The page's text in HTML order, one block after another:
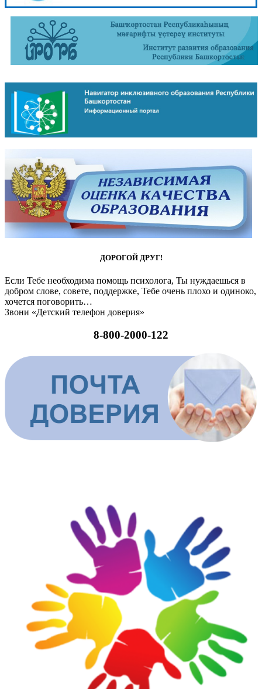
ДОРОГОЙ ДРУГ!
Если Тебе необходима помощь психолога, Ты нуждаешься в
добром слове, совете, поддержке, Тебе очень плохо и одиноко,
хочется поговорить…
Звони «Детский телефон доверия»
8-800-2000-122